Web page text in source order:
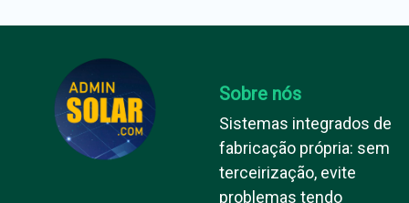
Sobre nós
Sistemas integrados de
fabricação própria: sem
terceirização, evite
problemas tendo